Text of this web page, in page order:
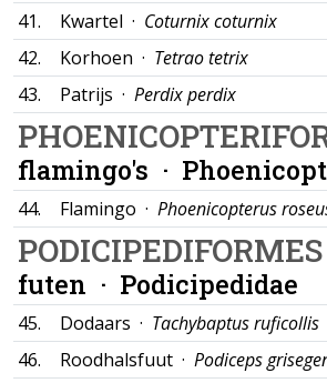
41. Kwartel · Coturnix coturnix
42.
Korhoen · Tetrao tetrix
43.
Patrijs · Perdix perdix
flamingo's ·
44. Flamingo · Phoenicopterus
PODICIPEDIFORMES
futen · Podicipedidae
45. Dodaars · Tachybaptus ruficollis
46.
Roodhalsfuut · Podiceps